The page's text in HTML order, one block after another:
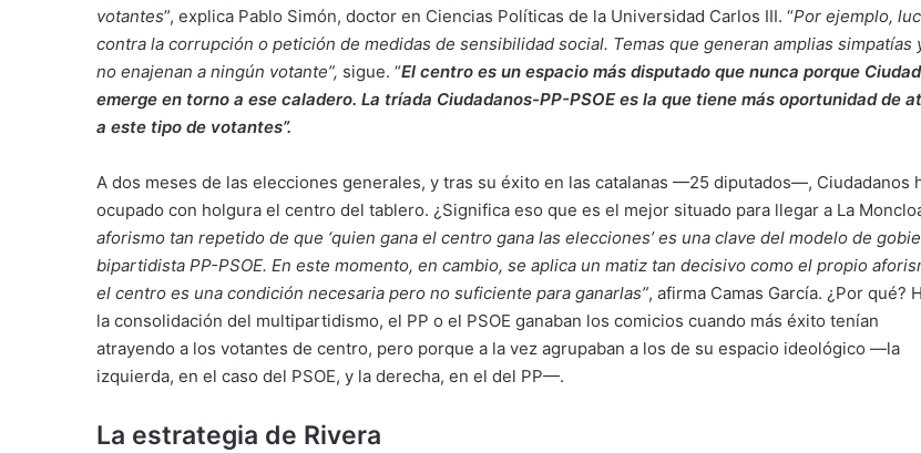
votantes”, explica Pablo Simón, doctor en Ciencias Políticas de la Universidad Carlos III. “Por ejemplo,
contra la corrupción o petición de medidas de sensibilidad social. Temas que generan amplias simpatías
no enajenan a ningún votante”, sigue. “El centro es un espacio más disputado que nunca porque
emerge en torno a ese caladero. La tríada Ciudadanos-PP-PSOE es la que tiene más oportunidad de
a este tipo de votantes”.
A dos meses de las elecciones generales, y tras su éxito en las catalanas —25 diputados—, Ciudadanos
ocupado con holgura el centro del tablero. ¿Significa eso que es el mejor situado para llegar a La
aforismo tan repetido de que ‘quien gana el centro gana las elecciones’ es una clave del modelo de
bipartidista PP-PSOE. En este momento, en cambio, se aplica un matiz tan decisivo como el propio
el centro es una condición necesaria pero no suficiente para ganarlas”, afirma Camas García. ¿Por qué?
la consolidación del multipartidismo, el PP o el PSOE ganaban los comicios cuando más éxito tenían
atrayendo a los votantes de centro, pero porque a la vez agrupaban a los de su espacio ideológico —la
izquierda, en el caso del PSOE, y la derecha, en el del PP—.
La estrategia de Rivera